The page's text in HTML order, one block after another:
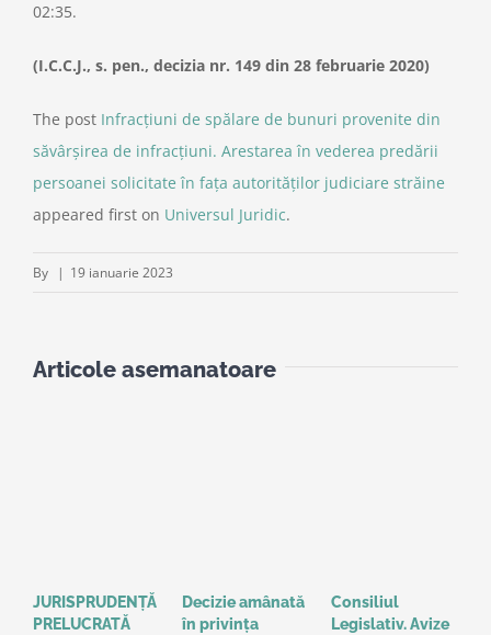
02:35.
(I.C.C.J., s. pen., decizia nr. 149 din 28 februarie 2020)
The post Infracţiuni de spălare de bunuri provenite din
săvârşirea de infracţiuni. Arestarea în vederea predării
persoanei solicitate în faţa autorităţilor judiciare străine
appeared first on Universul Juridic.
By | 19 ianuarie 2023
Articole asemanatoare
JURISPRUDENȚĂ
PRELUCRATĂ
Decizie amânată
în privinţa
Consiliul
Legislativ. Avize